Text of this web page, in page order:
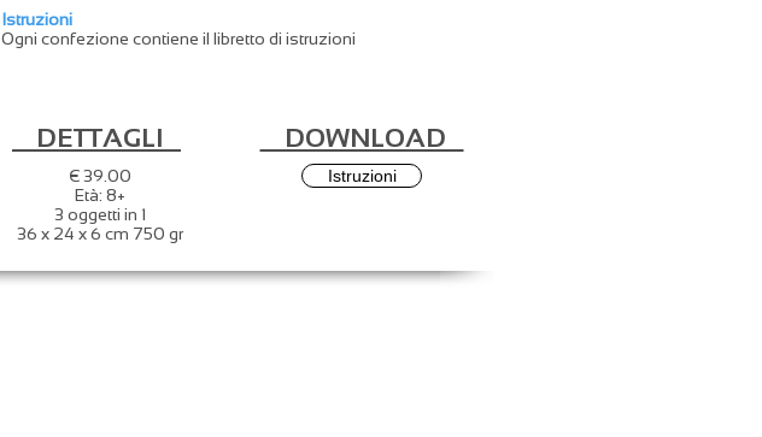
Istruzioni
Ogni confezione contiene il libretto di istruzioni
DETTAGLI DOWNLOAD
€ 39.00
Età: 8+
3 oggetti in 1
36 x 24 x 6 cm 750 gr
Istruzioni